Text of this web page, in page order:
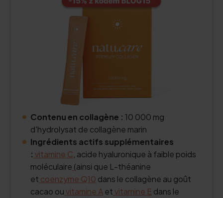
Contenu en collagène : 10 000 mg
d'hydrolysat de collagène marin
Ingrédients actifs supplémentaires
: vitamine C , acide hyaluronique à faible poids
moléculaire (ainsi que L-théanine
et coenzyme Q10 dans le collagène au goût
cacao ouvitamine Aetvitamine E dans le